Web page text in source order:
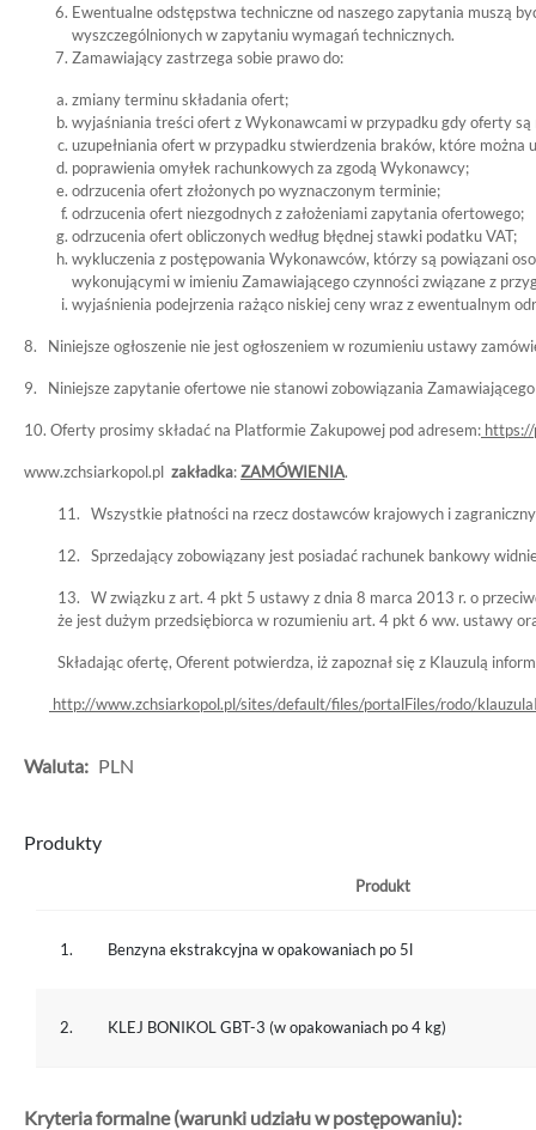
Ewentualne odstępstwa techniczne od naszego zapytania muszą
wyszczególnionych w zapytaniu wymagań technicznych.
Zamawiający zastrzega sobie prawo do:
zmiany terminu składania ofert;
wyjaśniania treści ofert z Wykonawcami w przypadku gdy oferty są
uzupełniania ofert w przypadku stwierdzenia braków, które można
poprawienia omyłek rachunkowych za zgodą Wykonawcy;
odrzucenia ofert złożonych po wyznaczonym terminie;
odrzucenia ofert niezgodnych z założeniami zapytania ofertowego;
odrzucenia ofert obliczonych według błędnej stawki podatku VAT;
wykluczenia z postępowania Wykonawców, którzy są powiązani
wykonującymi w imieniu Zamawiającego czynności związane z
wyjaśnienia podejrzenia rażąco niskiej ceny wraz z ewentualnym
8. Niniejsze ogłoszenie nie jest ogłoszeniem w rozumieniu ustawy
9. Niniejsze zapytanie ofertowe nie stanowi zobowiązania
10. Oferty prosimy składać na Platformie Zakupowej pod adresem:
www.zchsiarkopol.pl zakładka:ZAMÓWIENIA.
11. Wszystkie płatności na rzecz dostawców krajowych i
12. Sprzedający zobowiązany jest posiadać rachunek bankowy
13. W związku z art. 4 pkt 5 ustawy z dnia 8 marca 2013 r. o
że jest dużym przedsiębiorca w rozumieniu art. 4 pkt 6 ww. ustawy
Składając ofertę, Oferent potwierdza, iż zapoznał się z Klauzulą
http://www.zchsiarkopol.pl/sites/default/files/portalFiles/rodo/
Waluta: PLN
Produkty
Produkt
1. Benzyna ekstrakcyjna w opakowaniach po 5l
2. KLEJ BONIKOL GBT-3 (w opakowaniach po 4 kg)
Kryteria formalne (warunki udziału w postępowaniu):